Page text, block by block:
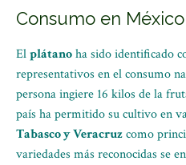
Consumo en México
Elplátanoha sido identificado
representativos en el consumo
persona ingiere 16 kilos de la
país ha permitido su cultivo en
Tabasco y Veracruzcomo
variedades más reconocidas se